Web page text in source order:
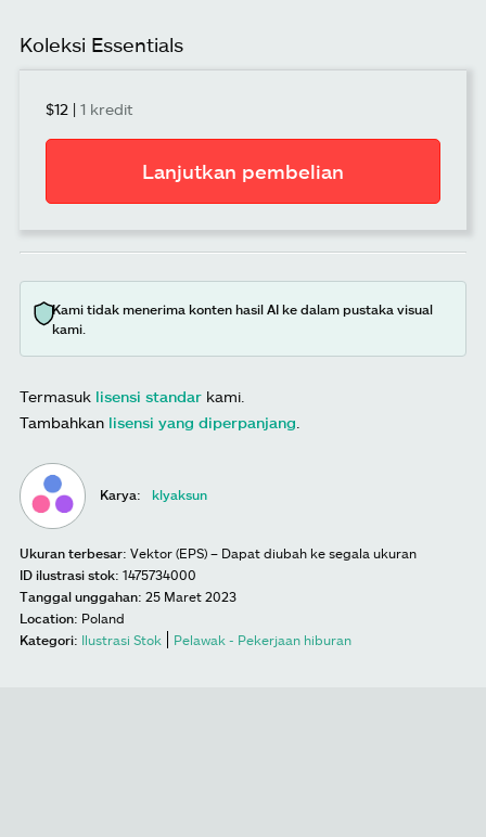
Koleksi Essentials
$12 | 1 kredit
Lanjutkan pembelian
Kami tidak menerima konten hasil AI ke dalam pustaka visual
kami.
Termasuk lisensi standar kami.
Tambahkan lisensi yang diperpanjang
Karya: klyaksun
Ukuran terbesar: Vektor (EPS) – Dapat diubah ke segala ukuran
ID ilustrasi stok: 1475734000
Tanggal unggahan: 25 Maret 2023
Location: Poland
Kategori: Ilustrasi Stok Pelawak - Pekerjaan hiburan